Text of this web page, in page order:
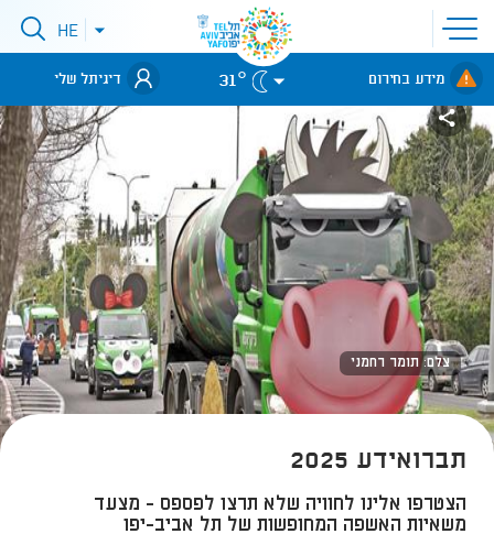
פתיחת
תפריט
אתר
לאתר עיריית
תל-אביב
פתיחתHE
מידע בחירום 31° דיגיתל שלי
צלם: תומר רחמני
תברואידע 2025
הצטרפו אלינו לחוויה שלא תרצו לפספס - מצעד
משאיות האשפה המחופשות של תל אביב-יפו